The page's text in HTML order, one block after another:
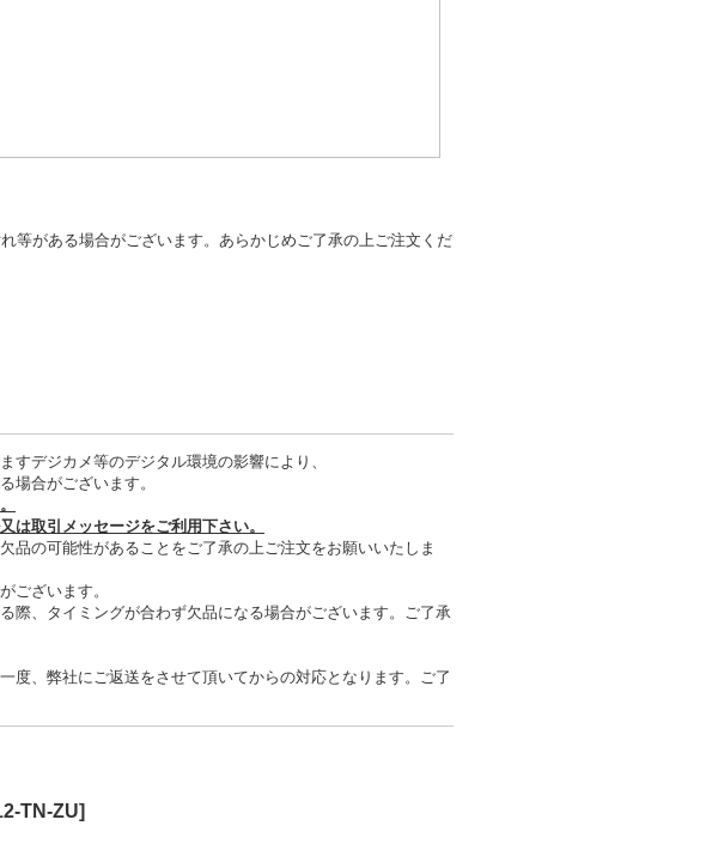
等がある場合がございます。あらかじめご了承の上ご注文くだ
すデジカメ等のデジタル環境の影響により、
場合がございます。
は取引メッセージをご利用下さい。
品の可能性があることをご了承の上ご注文をお願いいたしま
ございます。
際、タイミングが合わず欠品になる場合がございます。ご了承
度、弊社にご返送をさせて頂いてからの対応となります。ご了
TN-ZU]